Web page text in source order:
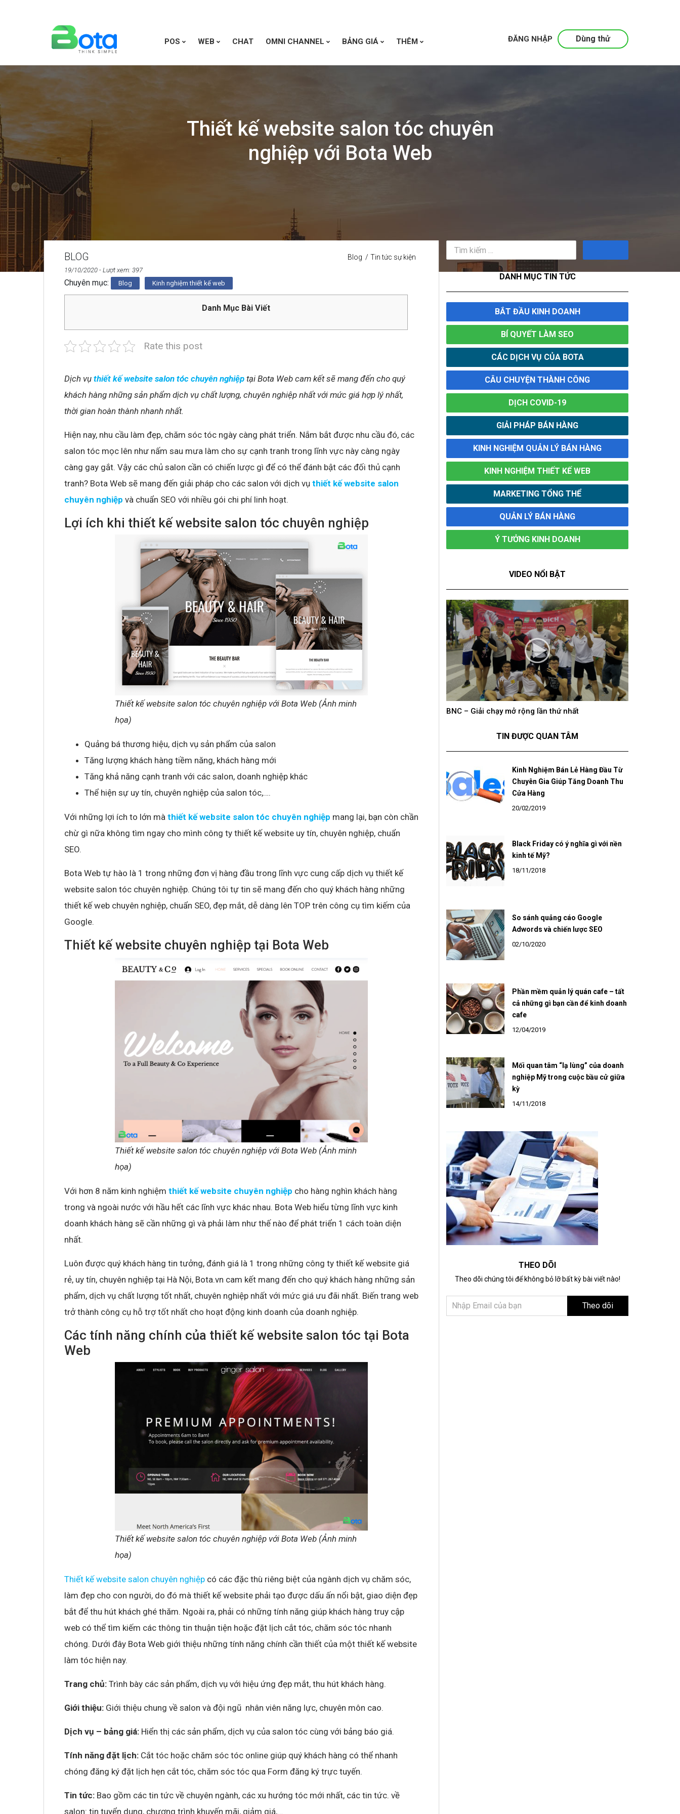
POS WEB CHAT OMNI CHANNEL BẢNG GIÁ THÊM Dùng thử
ĐĂNG NHẬP
Thiết kế website salon tóc chuyên
nghiệp với Bota Web
BLOG Blog Tin tức sự kiện
19/10/2020 - Lượt xem: 397
Chuyên mục: Blog Kinh nghiệm thiết kế web
Danh Mục Bài Viết
Rate this post
Dịch vụ thiết kế website salon tóc chuyên nghiệp tại Bota Web cam kết sẽ mang đến cho quý
khách hàng những sản phẩm dịch vụ chất lượng, chuyên nghiệp nhất với mức giá hợp lý nhất,
thời gian hoàn thành nhanh nhất.
Hiện nay, nhu cầu làm đẹp, chăm sóc tóc ngày càng phát triển. Nắm bắt được nhu cầu đó, các
salon tóc mọc lên như nấm sau mưa làm cho sự cạnh tranh trong lĩnh vực này càng ngày
càng gay gắt. Vậy các chủ salon cần có chiến lược gì để có thể đánh bật các đối thủ cạnh
tranh? Bota Web sẽ mang đến giải pháp cho các salon với dịch vụ thiết kế website salon
chuyên nghiệp và chuẩn SEO với nhiều gói chi phí linh hoạt.
Lợi ích khi thiết kế website salon tóc chuyên nghiệp
Thiết kế website salon tóc chuyên nghiệp với Bota Web (Ảnh minh
họa)
Quảng bá thương hiệu, dịch vụ sản phẩm của salon
Tăng lượng khách hàng tiềm năng, khách hàng mới
Tăng khả năng cạnh tranh với các salon, doanh nghiệp khác
Thể hiện sự uy tín, chuyên nghiệp của salon tóc,….
Với những lợi ích to lớn mà thiết kế website salon tóc chuyên nghiệp mang lại, bạn còn chần
chừ gì nữa không tìm ngay cho mình công ty thiết kế website uy tín, chuyên nghiệp, chuẩn
SEO.
Bota Web tự hào là 1 trong những đơn vị hàng đầu trong lĩnh vực cung cấp dịch vụ thiết kế
website salon tóc chuyên nghiệp. Chúng tôi tự tin sẽ mang đến cho quý khách hàng những
thiết kế web chuyên nghiệp, chuẩn SEO, đẹp mắt, dễ dàng lên TOP trên công cụ tìm kiếm của
Google.
Thiết kế website chuyên nghiệp tại Bota Web
Thiết kế website salon tóc chuyên nghiệp với Bota Web (Ảnh minh
họa)
Với hơn 8 năm kinh nghiệm thiết kế website chuyên nghiệp cho hàng nghìn khách hàng
trong và ngoài nước với hầu hết các lĩnh vực khác nhau. Bota Web hiểu từng lĩnh vực kinh
doanh khách hàng sẽ cần những gì và phải làm như thế nào để phát triển 1 cách toàn diện
nhất.
Luôn được quý khách hàng tin tưởng, đánh giá là 1 trong những công ty thiết kế website giá
rẻ, uy tín, chuyên nghiệp tại Hà Nội, Bota.vn cam kết mang đến cho quý khách hàng những sản
phẩm, dịch vụ chất lượng tốt nhất, chuyên nghiệp nhất với mức giá ưu đãi nhất. Biến trang web
trở thành công cụ hỗ trợ tốt nhất cho hoạt động kinh doanh của doanh nghiệp.
Các tính năng chính của thiết kế website salon tóc tại Bota
Web
Thiết kế website salon tóc chuyên nghiệp với Bota Web (Ảnh minh
họa)
Thiết kế website salon chuyên nghiệp có các đặc thù riêng biệt của ngành dịch vụ chăm sóc,
làm đẹp cho con người, do đó mà thiết kế website phải tạo được dấu ấn nổi bật, giao diện đẹp
bắt để thu hút khách ghé thăm. Ngoài ra, phải có những tính năng giúp khách hàng truy cập
web có thể tìm kiếm các thông tin thuận tiện hoặc đặt lịch cắt tóc, chăm sóc tóc nhanh
chóng. Dưới đây Bota Web giới thiệu những tính năng chính cần thiết của một thiết kế website
làm tóc hiện nay.
Trang chủ: Trình bày các sản phẩm, dịch vụ với hiệu ứng đẹp mắt, thu hút khách hàng.
Giới thiệu: Giới thiệu chung về salon và đội ngũ nhân viên năng lực, chuyên môn cao.
Dịch vụ – bảng giá: Hiển thị các sản phẩm, dịch vụ của salon tóc cùng với bảng báo giá.
Tính năng đặt lịch: Cắt tóc hoặc chăm sóc tóc online giúp quý khách hàng có thể nhanh
chóng đăng ký đặt lịch hẹn cắt tóc, chăm sóc tóc qua Form đăng ký trực tuyến.
Tin tức: Bao gồm các tin tức về chuyên ngành, các xu hướng tóc mới nhất, các tin tức. về
salon: tin tuyển dụng, chương trình khuyến mãi, giảm giá,…
DANH MỤC TIN TỨC
BẮT ĐẦU KINH DOANH
BÍ QUYẾT LÀM SEO
CÁC DỊCH VỤ CỦA BOTA
CÂU CHUYỆN THÀNH CÔNG
DỊCH COVID-19
GIẢI PHÁP BÁN HÀNG
KINH NGHIỆM QUẢN LÝ BÁN HÀNG
KINH NGHIỆM THIẾT KẾ WEB
MARKETING TỔNG THỂ
QUẢN LÝ BÁN HÀNG
Ý TƯỞNG KINH DOANH
VIDEO NỔI BẬT
Không khí cổ vũ U23 Việt Nam tại BNC Group trên
sóng truyền hình K+
BNC – Giải chạy mở rộng lần thứ nhất
Không khí cổ vũ U23 Việt Nam tại BNC Group trên
Kinh Nghiệm Bán Lẻ Hàng Đầu Từ
Chuyên Gia Giúp Tăng Doanh Thu
Black Friday có ý nghĩa gì với nền
So sánh quảng cáo Google
Phần mềm quản lý quán cafe – tất
cả những gì bạn cần để kinh doanh
Mối quan tâm “lạ lùng” của doanh
nghiệp Mỹ trong cuộc bầu cử giữa
THEO DÕI
Theo dõi